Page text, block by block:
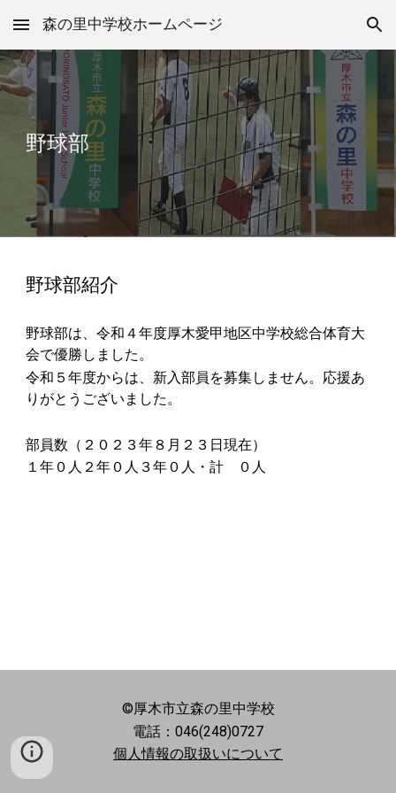
Skip to main content Skip to navigation
森の里中学校ホームページ
野球部
野球部紹介
野球部は、令和４年度厚木愛甲地区中学校総合体育大
会で優勝しました。
令和５年度からは、新入部員を募集しません。応援あ
りがとうございました。
部員数（ ２０２３年８ 月２ ３ 日現在）
１年０人２年０ 人３年０ 人・計 ０ 人
©厚木市立森の里中学校
電話：046(248)0727
個人情報の取扱いについて